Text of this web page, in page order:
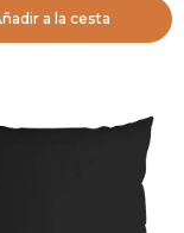
a la cesta